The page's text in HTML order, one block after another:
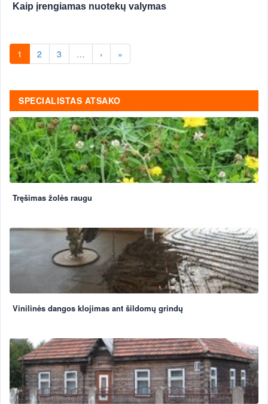
Kaip įrengiamas nuotekų valymas
1 2 3 … › »
SPECIALISTAS ATSAKO
Tręšimas žolės raugu
Vinilinės dangos klojimas ant šildomų grindų